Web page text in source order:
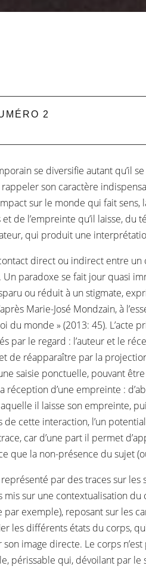
2
se diversifie autant qu’il
son caractère
sur le monde qui fait sens,
de l’empreinte qu’il laisse,
qui produit une
direct ou indirect entre
paradoxe se fait jour quasi
ou réduit à un stigmate,
Marie-José Mondzain, à
du monde » (2013: 45). L’acte
par le regard : l’auteur et le
de réapparaître par la
saisie ponctuelle, pouvant
réception d’une empreinte :
il laisse son empreinte,
cette interaction, l’un
car d’une part il permet
que la non-présence du sujet
par des traces sur
mis sur une contextualisation
par exemple), reposant sur les
les différents états du corps,
image directe. Le corps
périssable qui, dévoilant par